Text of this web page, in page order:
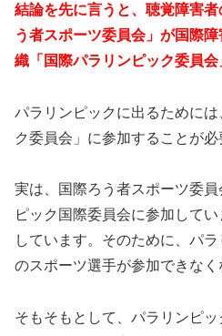
結論を先に言うと、聴覚障害
う者スポーツ委員会」が国際
織「国際パラリンピック委員
パラリンピックに出るために
ク委員会」に参加することが必
実は、国際ろう者スポーツ委
ピック国際委員会に参加して
しています。そのために、パ
のスポーツ選手が参加できなく
そもそもとして、パラリンピ